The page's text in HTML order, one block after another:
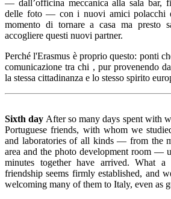
— dall’officina meccanica alla sala bar,
delle foto — con i nuovi amici polacchi
momento di tornare a casa ma presto
accogliere questi nuovi partner.
Perché l'Erasmus è proprio questo: ponti
comunicazione tra chi , pur provenendo
la stessa cittadinanza e lo stesso spirito
Sixth day After so many days spent with
Portuguese friends, with whom we
and laboratories of all kinds — from the
area and the photo development room —
minutes together have arrived. What
friendship seems firmly established, and
welcoming many of them to Italy, even as